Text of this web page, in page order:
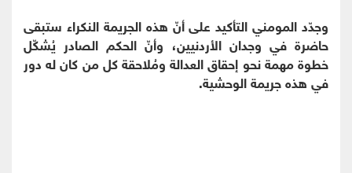
وجدّد المومني التأكيد على أنّ هذه الجريمة النكراء ستبقى
حاضرة في وجدان الأردنيين، وأنّ الحكم الصادر يُشكّل
خطوة مهمة نحو إحقاق العدالة ومُلاحقة كل من كان له دور
في هذه جريمة الوحشية.